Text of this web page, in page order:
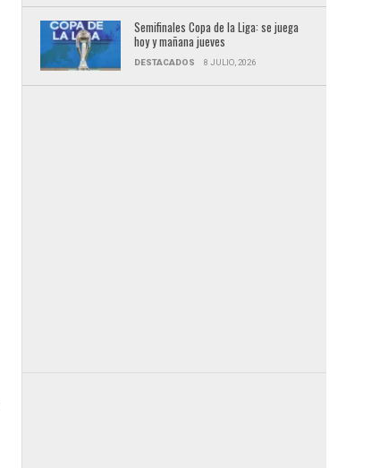
Semifinales Copa de la Liga: se juega
hoy y mañana jueves
DESTACADOS 8 JULIO, 2026